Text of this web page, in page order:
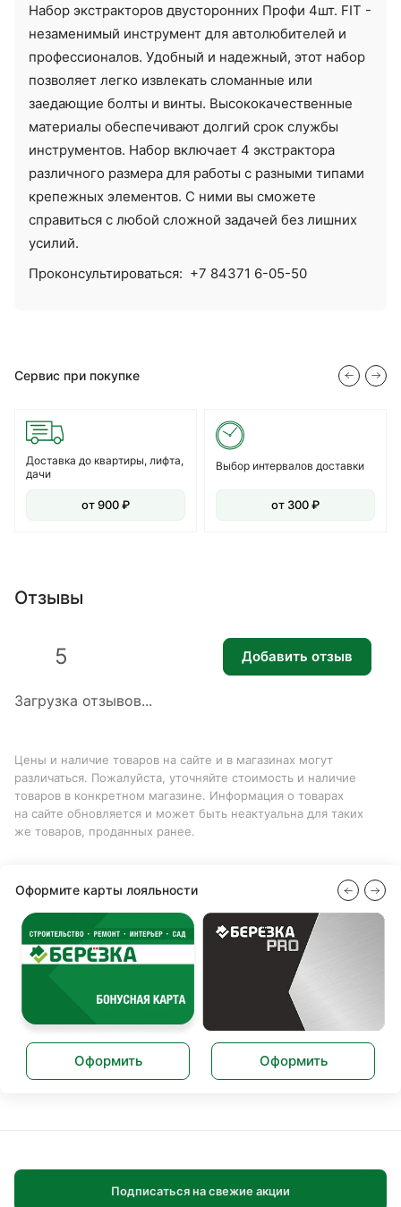
Набор экстракторов двусторонних Профи 4шт. FIT -
незаменимый инструмент для автолюбителей и
профессионалов. Удобный и надежный, этот набор
позволяет легко извлекать сломанные или
заедающие болты и винты. Высококачественные
материалы обеспечивают долгий срок службы
инструментов. Набор включает 4 экстрактора
различного размера для работы с разными типами
крепежных элементов. С ними вы сможете
справиться с любой сложной задачей без лишних
усилий.
Проконсультироваться: +7 84371 6-05-50
Сервис при покупке
Доставка до квартиры, лифта,
дачи
от 900 ₽
Выбор интервалов доставки
от 300 ₽
Отзывы
Загрузка отзывов...
5 Добавить отзыв
Цены и наличие товаров на сайте и в магазинах могут
различаться. Пожалуйста, уточняйте стоимость и наличие
товаров в конкретном магазине. Информация о товарах
на сайте обновляется и может быть неактуальна для таких
же товаров, проданных ранее.
Оформите карты лояльности
Оформить Оформить
Подписаться на свежие акции